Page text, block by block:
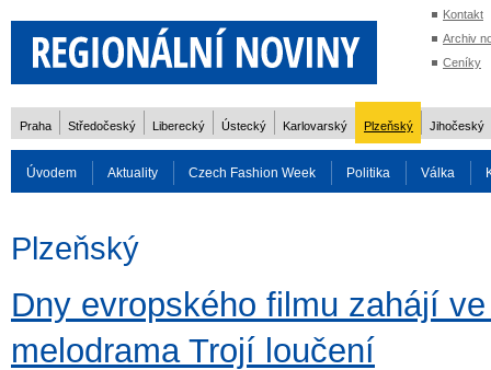
Kontakt
Archiv
Ceníky
Praha Středočeský Liberecký Ústecký Karlovarský Plzeňský Jihočeský
Úvodem Aktuality Czech Fashion Week Politika Válka
Plzeňský
Dny evropského filmu zahájí
melodrama Trojí loučení